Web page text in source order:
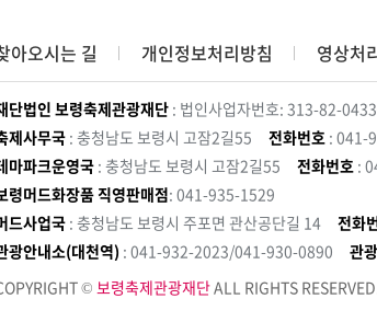
아오시는 길 개인정보처리방침 영상처
단법인 보령축제관광재단 : 법인사업자번호: 313-82-
제사무국 : 충청남도 보령시 고잠2길55 전화번호 : 041-
마파크운영국 : 충청남도 보령시 고잠2길55 전화번호 :
령머드화장품 직영판매점: 041-935-1529
드사업국: 충청남도 보령시 주포면 관산공단길 14 전화
광안내소(대천역) : 041-932-2023/041-930-0890 관
©보령축제관광재단ALL RIGHTS